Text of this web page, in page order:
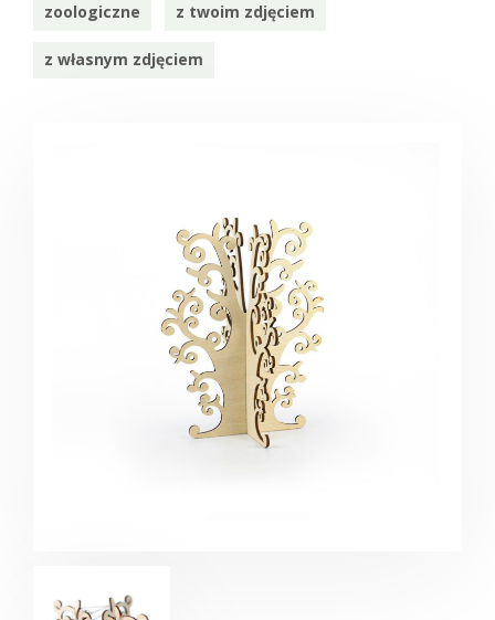
zoologiczne z twoim zdjęciem
z własnym zdjęciem